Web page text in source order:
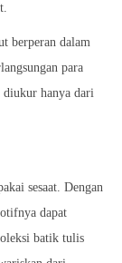
berperan dalam
para
hanya dari
sesaat. Dengan
dapat
batik tulis